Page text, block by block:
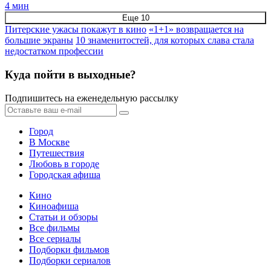
4 мин
Еще 10
Питерские ужасы покажут в кино «1+1» возвращается на
большие экраны 10 знаменитостей, для которых слава стала
недостатком профессии
Куда пойти в выходные?
Подпишитесь на еженедельную рассылку
Город
В Москве
Путешествия
Любовь в городе
Городская афиша
Кино
Киноафиша
Статьи и обзоры
Все фильмы
Все сериалы
Подборки фильмов
Подборки сериалов